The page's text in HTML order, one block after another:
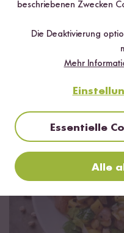
Vegetarisch
beschriebenen Zwecken
Die Deaktivierung
Mehr
Essentielle
Alle